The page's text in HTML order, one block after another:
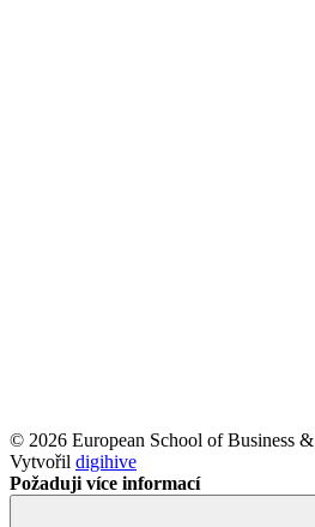
© 2026 European School of Business
Vytvořil digihive
Požaduji více informací